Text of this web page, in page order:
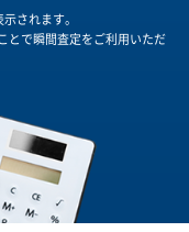
されます。
とで瞬間査定をご利用いただ